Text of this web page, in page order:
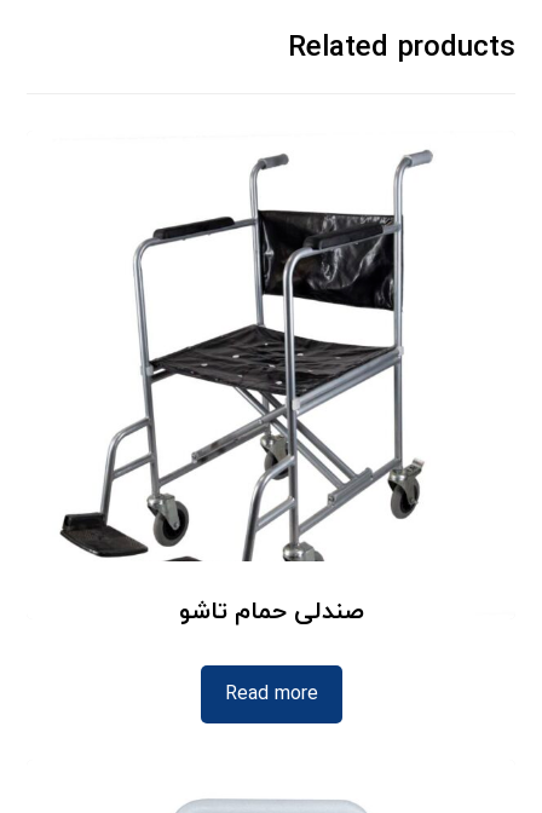
Related products
صندلی حمام تاشو
Read more